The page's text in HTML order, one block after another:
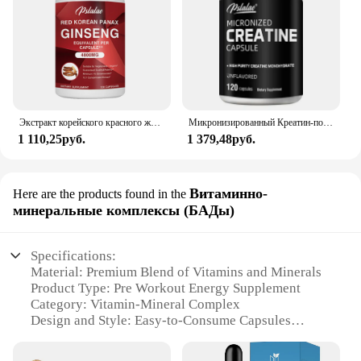
1 110,25руб.
Микронизированный Креатин-поддерживает энергию и выносливость, наращивает мышечную массу и улучшает спортивные характеристики-120 капсул
1 379,48руб.
Here are the products found in the Витаминно-
минеральные комплексы (БАДы)
Specifications:
Material: Premium Blend of Vitamins and Minerals
Product Type: Pre Workout Energy Supplement
Category: Vitamin-Mineral Complex
Design and Style: Easy-to-Consume Capsules